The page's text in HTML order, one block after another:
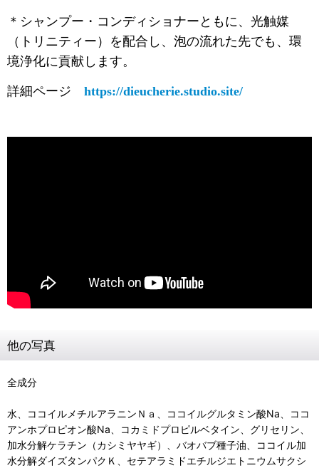
＊シャンプー・コンディショナーともに、光触媒
（トリニティー）を配合し、泡の流れた先でも、環
境浄化に貢献します。
詳細ページ https://dieucherie.studio.site/
他の写真
全成分
水、ココイルメチルアラニンＮａ、ココイルグルタミン酸Na、ココ
アンホプロピオン酸Na、コカミドプロピルベタイン、グリセリン、
加水分解ケラチン（カシミヤヤギ）、バオバブ種子油、ココイル加
水分解ダイズタンパクＫ、セテアラミドエチルジエトニウムサクシ